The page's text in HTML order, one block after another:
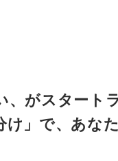
がスタート
」で、あな